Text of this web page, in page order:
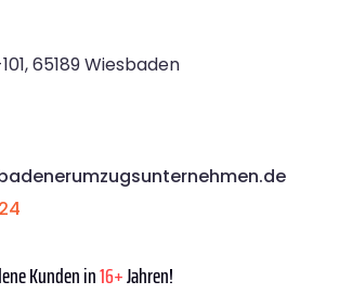
65189 Wiesbaden
Kunden in16+Jahren!